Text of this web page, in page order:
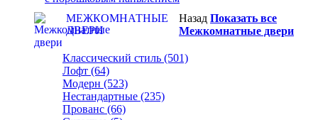
МЕЖКОМНАТНЫЕ
ДВЕРИ
Назад Показать все
Межкомнатные двери
Классический стиль (501)
Лофт (64)
Модерн (523)
Нестандартные (235)
Прованс (66)